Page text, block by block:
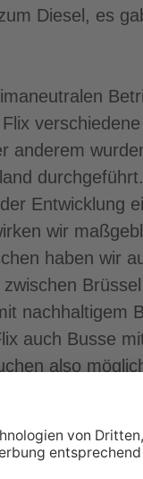
Diesel, es
anderem
Entwicklung
wir
haben wir
nachhaltigem
auch Busse
also
Flix ist
in